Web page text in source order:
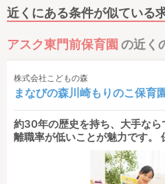
近くにある条件が似ている
アスク東門前保育園 の近く
株式会社こどもの森
まなびの森川崎もりのこ保育
約30年の歴史を持ち、大手な
離職率が低いことが魅力です。